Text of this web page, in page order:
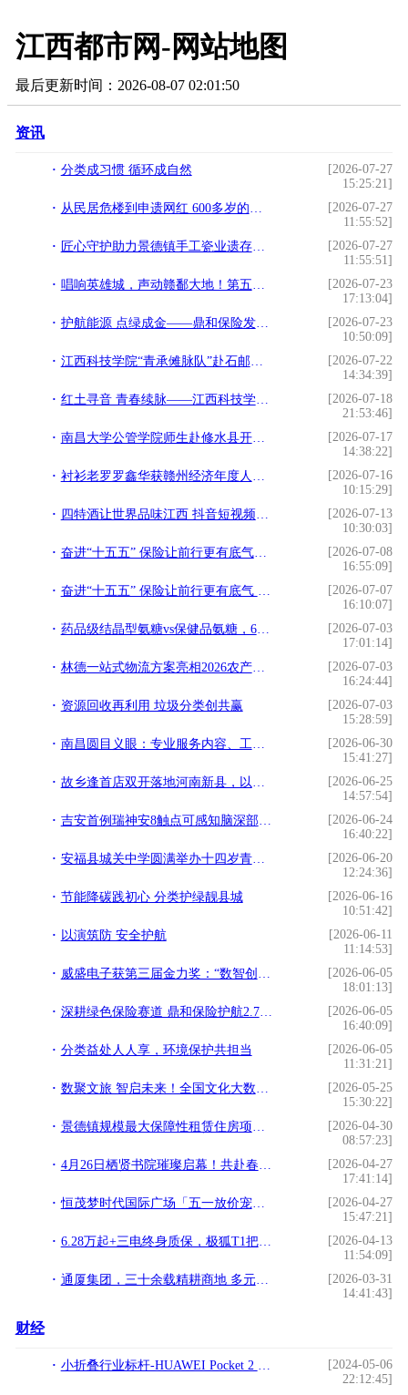
江西都市网-网站地图
最后更新时间：2026-08-07 02:01:50
资讯
分类成习惯 循环成自然
[2026-07-27
15:25:21]
从民居危楼到申遗网红 600多岁的老戏台“活”了
[2026-07-27
11:55:52]
匠心守护助力景德镇手工瓷业遗存成功申遗
[2026-07-27
11:55:51]
唱响英雄城，声动赣鄱大地！第五届南昌艺术季“英雄城之声”第一届声乐展演圆满落幕
[2026-07-23
17:13:04]
护航能源 点绿成金——鼎和保险发布2025年度ESG报告 连续四年蝉联“五星”评级
[2026-07-23
10:50:09]
江西科技学院“青承傩脉队”赴石邮村开展傩舞非遗传承社会实践
[2026-07-22
14:34:39]
红土寻音 青春续脉——江西科技学院“赣韵薪火团”赴瑞金开展暑期“三下乡”社会实践
[2026-07-18
21:53:46]
南昌大学公管学院师生赴修水县开展暑期“三下乡”社会实践活动
[2026-07-17
14:38:22]
衬衫老罗罗鑫华获赣州经济年度人物，彰显新时代赣商责任担当
[2026-07-16
10:15:29]
四特酒让世界品味江西 抖音短视频征集活动圆满收官
[2026-07-13
10:30:03]
奋进“十五五” 保险让前行更有底气——鼎和保险上饶中支参与上饶保险业“7·8保险公众宣传日”集中宣传活动
[2026-07-08
16:55:09]
奋进“十五五” 保险让前行更有底气 鼎和保险开展“7.8全国保险公众宣传日”系列活动
[2026-07-07
16:10:07]
药品级结晶型氨糖vs保健品氨糖，6大专业维度对比，选氨糖不再盲目
[2026-07-03
17:01:14]
林德一站式物流方案亮相2026农产品与食材供应链大会
[2026-07-03
16:24:44]
资源回收再利用 垃圾分类创共赢
[2026-07-03
15:28:59]
南昌圆目义眼：专业服务内容、工作流程及客户真实评价
[2026-06-30
15:41:27]
故乡逢首店双开落地河南新县，以县域样板拓乡情文旅版图
[2026-06-25
14:57:54]
吉安首例瑞神安8触点可感知脑深部刺激系统成功植入治疗帕金森病
[2026-06-24
16:40:22]
安福县城关中学圆满举办十四岁青春仪式
[2026-06-20
12:24:36]
节能降碳践初心 分类护绿靓县城
[2026-06-16
10:51:42]
以演筑防 安全护航
[2026-06-11
11:14:53]
威盛电子获第三届金力奖：“数智创新及应用奖”彰显工业AI落地实力
[2026-06-05
18:01:13]
深耕绿色保险赛道 鼎和保险护航2.7万亿能源产业低碳发展
[2026-06-05
16:40:09]
分类益处人人享，环境保护共担当
[2026-06-05
11:31:21]
数聚文旅 智启未来！全国文化大数据交易中心文体旅可信数据空间正式启动
[2026-05-25
15:30:22]
景德镇规模最大保障性租赁住房项目高层住宅全部封顶
[2026-04-30
08:57:23]
4月26日栖贤书院璀璨启幕！共赴春日文旅盛宴
[2026-04-27
17:41:14]
恒茂梦时代国际广场「五一放价宠粉节」全系列福利活动来啦
[2026-04-27
15:47:21]
6.28万起+三电终身质保，极狐T1把精品纯电打成平民价
[2026-04-13
11:54:09]
通厦集团，三十余载精耕商地 多元布局铸就城市标杆
[2026-03-31
14:41:43]
财经
小折叠行业标杆-HUAWEI Pocket 2 时尚品鉴会圆满举行
[2024-05-06
22:12:45]